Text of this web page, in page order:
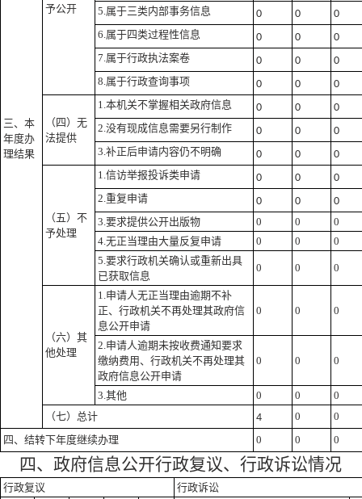
三、本
年度办
理结果
予公开
5.属于三类内部事务信息
0 0
0
6.属于四类过程性信息
0 0
0
7.属于行政执法案卷
0 0
0
8.属于行政查询事项
0 0 0
（四）无
法提供
1.本机关不掌握相关政府信息 0 0
0
2.没有现成信息需要另行制作
0 0
0
3.补正后申请内容仍不明确
0 0 0
（五）不
予处理
1.信访举报投诉类申请 0 0
0
2.重复申请
0 0
0
3.要求提供公开出版物
0 0
0
4.无正当理由大量反复申请
0 0
0
5.要求行政机关确认或重新出具
已获取信息
0 0 0
（六）其
他处理
1.申请人无正当理由逾期不补
正、行政机关不再处理其政府信
息公开申请
0 0 0
2.申请人逾期未按收费通知要求
缴纳费用、行政机关不再处理其
政府信息公开申请
0 0 0
3.其他 0 0
0
（七）总计
4 0
0
四、结转下年度继续办理
0 0 0
四、政府信息公开行政复议、行政诉讼情况
行政复议 行政诉讼